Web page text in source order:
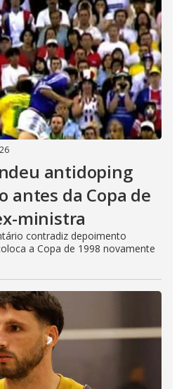
antidoping
antes da Copa de
ministra
contradiz depoimento
a Copa de 1998 novamente